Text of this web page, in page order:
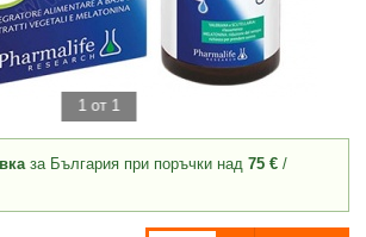
1 от 1
за България при поръчки над 75 € /